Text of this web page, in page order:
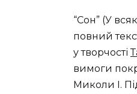
“Сон” (У
повний
у творчості
вимоги
Миколи І.